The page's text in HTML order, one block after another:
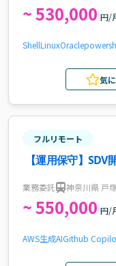
~ 530,000 円/
ShellLinuxOracle
気
フルリモート
【運用保守】
業務委託 神奈川県 戸
~ 550,000 円/
AWS生成AIGithub